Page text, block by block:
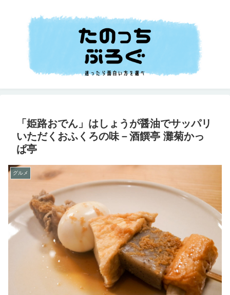
「姫路おでん」はしょうが醤油でサッパリ
いただくおふくろの味－酒饌亭 灘菊かっ
ぱ亭
グルメ